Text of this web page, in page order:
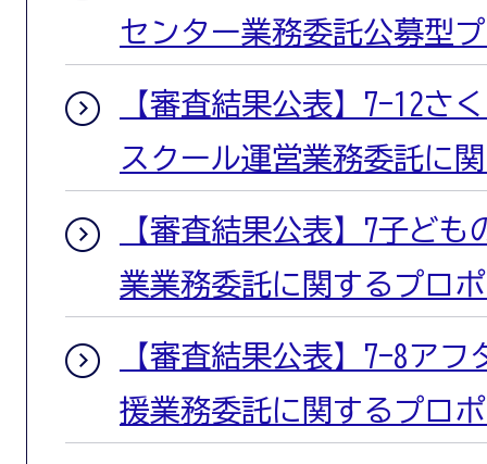
センター業務委託公募型
【審査結果公表】7-12さ
スクール運営業務委託に
【審査結果公表】7子ど
業業務委託に関するプロ
【審査結果公表】7-8ア
援業務委託に関するプロ